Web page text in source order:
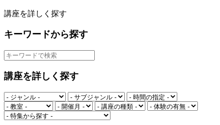
講座を詳しく探す
キーワードから探す
講座を詳しく探す